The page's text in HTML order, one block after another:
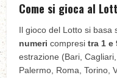
Come si gioca al
Il gioco del Lotto si basa
numericompresitra 1 e
estrazione (Bari,
Palermo, Roma, Torino,